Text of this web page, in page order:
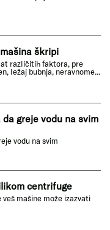
škripi
različitih faktora, pre
ležaj bubnja, neravnome...
greje vodu na svim
vodu na svim
centrifuge
mašine može izazvati